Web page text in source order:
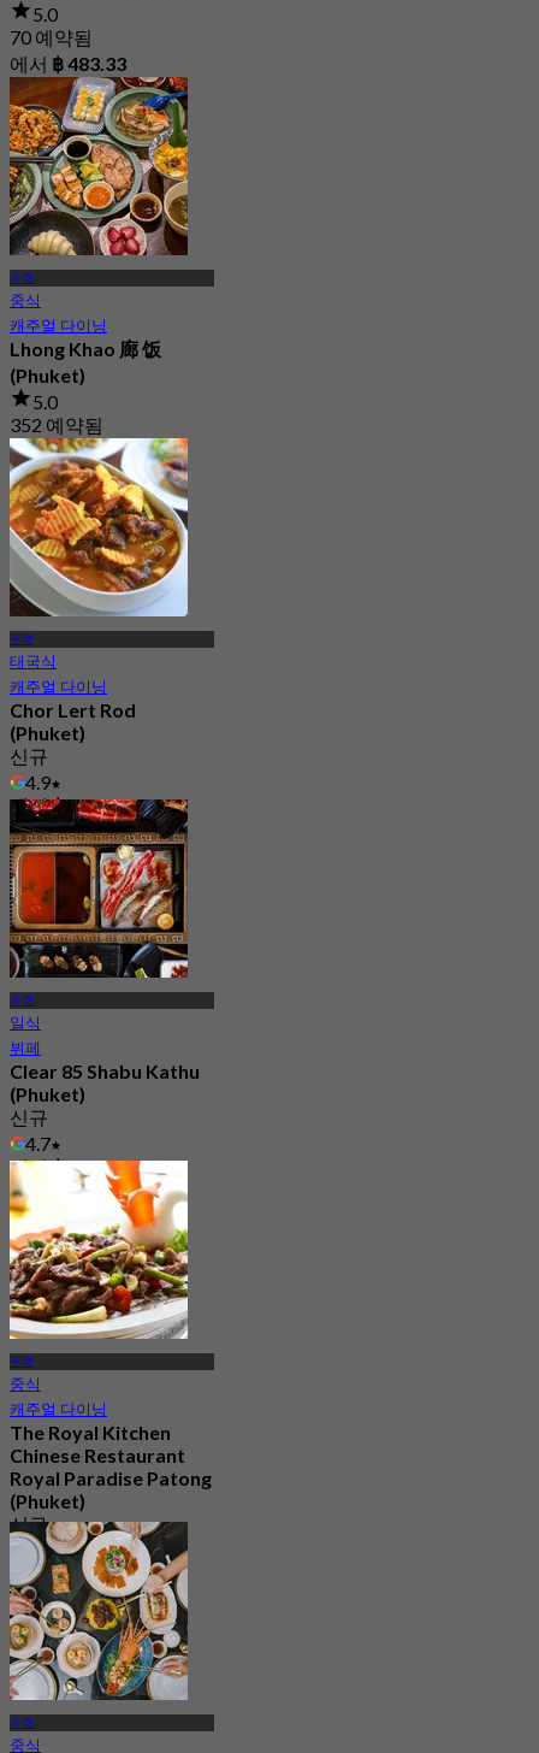
5.0
70 예약됨
에서 ฿ 483.33
푸켓
중식
캐주얼 다이닝
Lhong Khao 廊 饭
(Phuket)
5.0
352 예약됨
에서฿ 363.33
푸켓
태국식
캐주얼 다이닝
Chor Lert Rod
(Phuket)
신규
4.9
에서฿ 287.5
푸켓
일식
뷔페
Clear 85 Shabu Kathu
(Phuket)
신규
4.7
에서฿ 698
푸켓
중식
캐주얼 다이닝
The Royal Kitchen
Chinese Restaurant
Royal Paradise Patong
(Phuket)
신규
4.1
에서฿ 750
푸켓
중식